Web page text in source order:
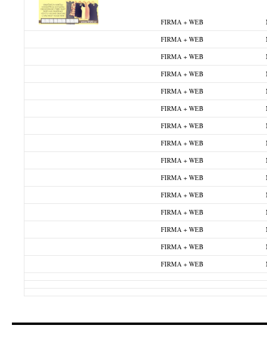
FIRMA + WEB
FIRMA + WEB
FIRMA + WEB
FIRMA + WEB
FIRMA + WEB
FIRMA + WEB
FIRMA + WEB
FIRMA + WEB
FIRMA + WEB
FIRMA + WEB
FIRMA + WEB
FIRMA + WEB
FIRMA + WEB
FIRMA + WEB
FIRMA + WEB